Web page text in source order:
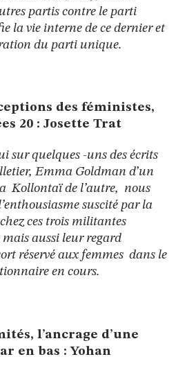
partis contre le parti
la vie interne de ce dernier et
du parti unique.
des féministes,
20 : Josette Trat
sur quelques -uns des écrits
Emma Goldman d’un
Kollontaï de l’autre, nous
suscité par la
ces trois militantes
aussi leur regard
réservé aux femmes dans le
en cours.
l’ancrage d’une
en bas : Yohan